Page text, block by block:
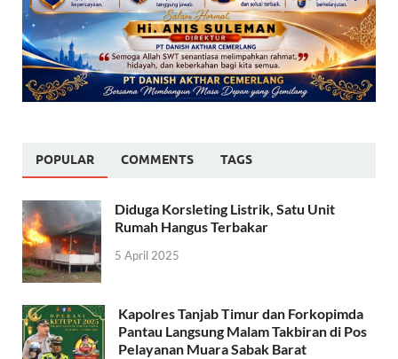
POPULAR COMMENTS TAGS
Diduga Korsleting Listrik, Satu Unit
Rumah Hangus Terbakar
5 April 2025
Kapolres Tanjab Timur dan Forkopimda
Pantau Langsung Malam Takbiran di Pos
Pelayanan Muara Sabak Barat